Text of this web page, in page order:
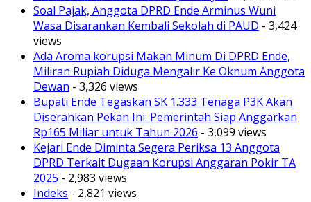
Soal Pajak, Anggota DPRD Ende Arminus Wuni
Wasa Disarankan Kembali Sekolah di PAUD - 3,424
views
Ada Aroma korupsi Makan Minum Di DPRD Ende,
Miliran Rupiah Diduga Mengalir Ke Oknum Anggota
Dewan - 3,326 views
Bupati Ende Tegaskan SK 1.333 Tenaga P3K Akan
Diserahkan Pekan Ini: Pemerintah Siap Anggarkan
Rp165 Miliar untuk Tahun 2026 - 3,099 views
Kejari Ende Diminta Segera Periksa 13 Anggota
DPRD Terkait Dugaan Korupsi Anggaran Pokir TA
2025 - 2,983 views
Indeks - 2,821 views